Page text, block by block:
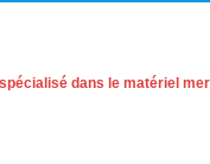
dans le matériel mer